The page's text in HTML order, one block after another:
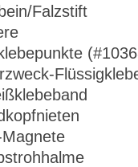
Falzstift